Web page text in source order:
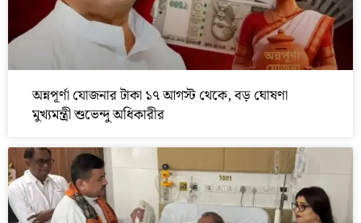
অন্নপূর্ণা যোজনার টাকা ১৭ আগস্ট থেকে, বড় ঘোষণা
মুখ্যমন্ত্রী শুভেন্দু অধিকারীর